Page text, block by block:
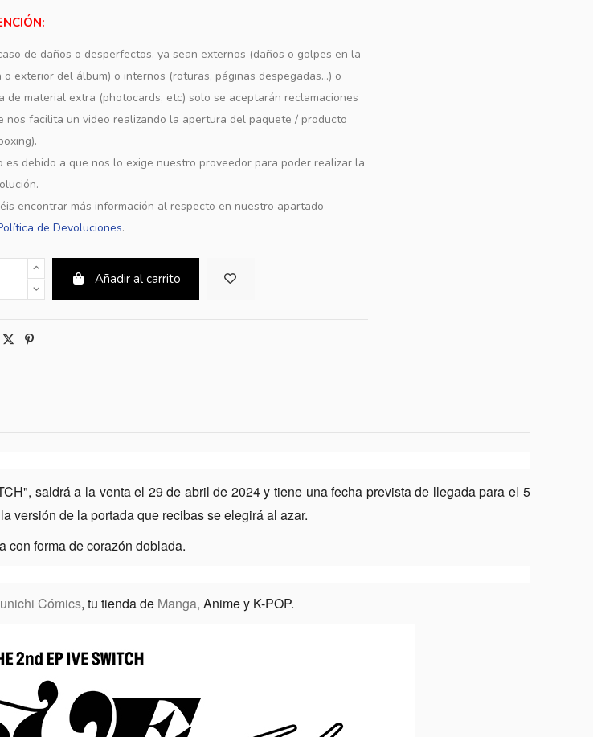
de daños o desperfectos, ya sean externos (daños o golpes en la
o exterior del álbum) o internos (roturas, páginas despegadas...) o
de material extra (photocards, etc) solo se aceptarán reclamaciones
nos facilita un video realizando la apertura del paquete / producto
es debido a que nos lo exige nuestro proveedor para poder realizar la
encontrar más información al respecto en nuestro apartado
de Devoluciones.
Añadir al carrito
saldrá a la venta el 29 de abril de 2024 y tiene una fecha prevista de llegada para el 5
versión de la portada que recibas se elegirá al azar.
con forma de corazón doblada.
Cómics, tu tienda de Manga, Anime y K-POP.